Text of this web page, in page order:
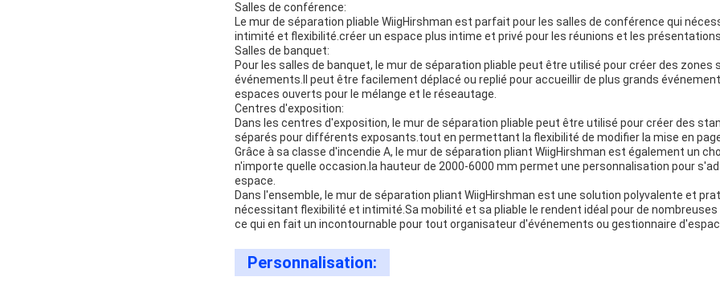
Salles de conférence:
Le mur de séparation pliable WiigHirshman est parfait pour les salles de conférence qui
intimité et flexibilité.créer un espace plus intime et privé pour les réunions et les
Salles de banquet:
Pour les salles de banquet, le mur de séparation pliable peut être utilisé pour créer des
événements.Il peut être facilement déplacé ou replié pour accueillir de plus grands
espaces ouverts pour le mélange et le réseautage.
Centres d'exposition:
Dans les centres d'exposition, le mur de séparation pliable peut être utilisé pour créer des
séparés pour différents exposants.tout en permettant la flexibilité de modifier la mise en
Grâce à sa classe d'incendie A, le mur de séparation pliant WiigHirshman est également un
n'importe quelle occasion.la hauteur de 2000-6000 mm permet une personnalisation pour
espace.
Dans l'ensemble, le mur de séparation pliant WiigHirshman est une solution polyvalente et
nécessitant flexibilité et intimité.Sa mobilité et sa pliable le rendent idéal pour de
ce qui en fait un incontournable pour tout organisateur d'événements ou gestionnaire
Personnalisation: